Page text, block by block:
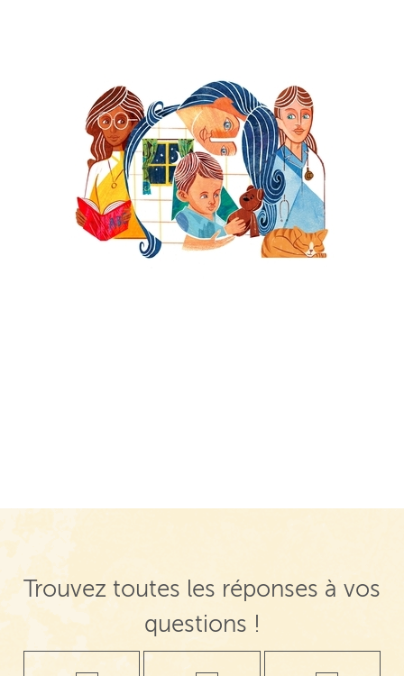
Trouvez toutes les réponses à vos
questions !